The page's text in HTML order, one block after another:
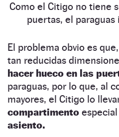
Como el Citigo no tiene
puertas, el
El problema obvio es
tan reducidas
hacer hueco en las
paraguas, por lo que, al
mayores, el Citigo lo
compartimento
asiento.